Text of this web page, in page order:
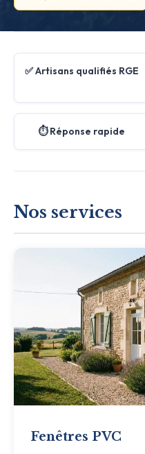
✅ Artisans qualifiés RGE
⏱️ Réponse rapide
Nos services
Fenêtres PVC